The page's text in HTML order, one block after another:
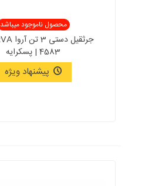
محصول ناموجود میباشد
4583 | پسکرایه
پیشنهاد ویژه